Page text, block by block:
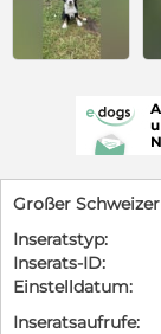
Großer
Inseratstyp:
Inserats-ID:
Einstelldatum:
Inseratsaufrufe: